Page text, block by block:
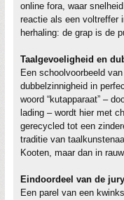
online fora, waar
reactie als een voltreffer
herhaling: de grap is de
Taalgevoeligheid en
Een schoolvoorbeeld
dubbelzinnigheid in
woord “kutapparaat” –
lading – wordt hier met
gerecycled tot een
traditie van
Kooten, maar dan in
Eindoordeel van de
Een parel van een